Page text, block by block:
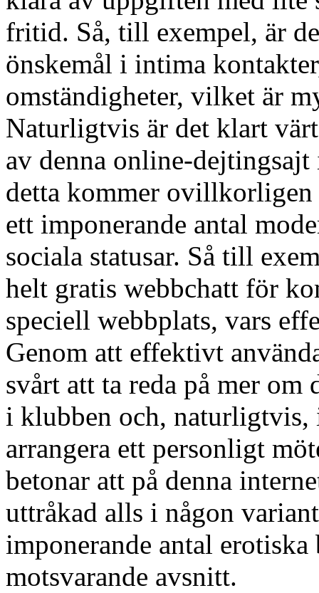
fritid. Så, till exempel, är
önskemål i intima
omständigheter, vilket är
Naturligtvis är det klart
av denna online-
detta kommer ovillkorligen
ett imponerande antal
sociala statusar. Så till
helt gratis webbchatt för
speciell webbplats, vars
Genom att effektivt
svårt att ta reda på mer om
i klubben och, naturligtvis,
arrangera ett personligt
betonar att på denna
uttråkad alls i någon
imponerande antal
motsvarande avsnitt.